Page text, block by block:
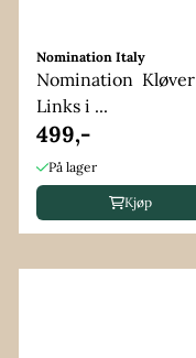
Nomination Italy
Nomination Kløver
Links i ...
499,-
På lager
Kjøp